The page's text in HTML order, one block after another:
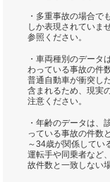
・多重事故の場合で
しか表現されていま
参照ください。
・車両種別のデータ
わっている事故の件
普通自動車が衝突し
含まれるため、現実
注意ください。
・年齢のデータは、
っている事故の件数
～34歳が関係してい
運転手や同乗者など
故件数と一致しない